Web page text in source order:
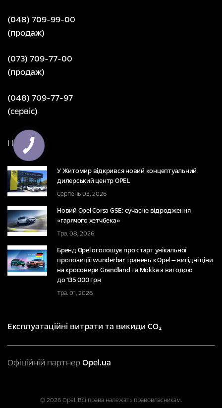
(048) 709-99-00
(продаж)
(073) 709-77-00
(продаж)
(048) 709-77-97
(сервіс)
НОВИНИ
У Житомир відкрився новий концептуальний
дилерський центр OPEL
Серпень 03, 2026
Новий Opel Corsa GSE: сучасне відродження
«гарячого хетчбека»
Тра. 08, 2026
Бренд Opel оголошує про старт унікальної
пропозиції: wunderbar травень з Opel — вигідні ціни
на кросовери Grandland та Mokka з вигодою
до 135 000 грн
Тра. 01, 2026
Експлуатаційні витрати та викиди CO₂
Офіційній партнерOpel.ua
© 2026 Opel. Всі права належать правовласникам.